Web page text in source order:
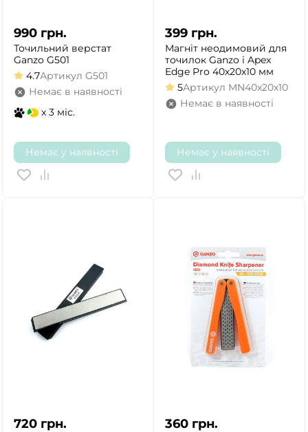
990 грн.
Точильний верстат
Ganzo G501
4.7Артикул G501
Немає в наявності
x 3 міс.
Немає у наявності
399 грн.
Магніт неодимовий для
точилок Ganzo і Apex
Edge Pro 40х20х10 мм
5Артикул MN40x20x10
Немає в наявності
Немає у наявності
720 грн. 360 грн.